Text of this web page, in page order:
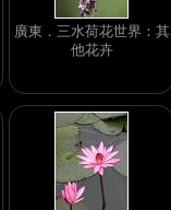
廣東．三水荷花世界：其
他花卉